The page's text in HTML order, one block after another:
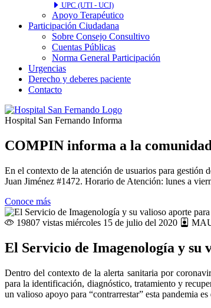
UPC (UTI - UCI)
Apoyo Terapéutico
Participación Ciudadana
Sobre Consejo Consultivo
Cuentas Públicas
Norma General Participación
Urgencias
Derecho y deberes paciente
Contacto
Hospital San Fernando Informa
COMPIN informa a la comunidad
En el contexto de la atención de usuarios para
Juan Jiménez #1472. Horario de Atención: lunes a
Conoce más
19807 vistas miércoles 15 de julio del 2020
El Servicio de Imagenología y
Dentro del contexto de la alerta sanitaria por
para la identificación, diagnóstico, tratamiento y
un valioso apoyo para “contrarrestar” esta pandemia